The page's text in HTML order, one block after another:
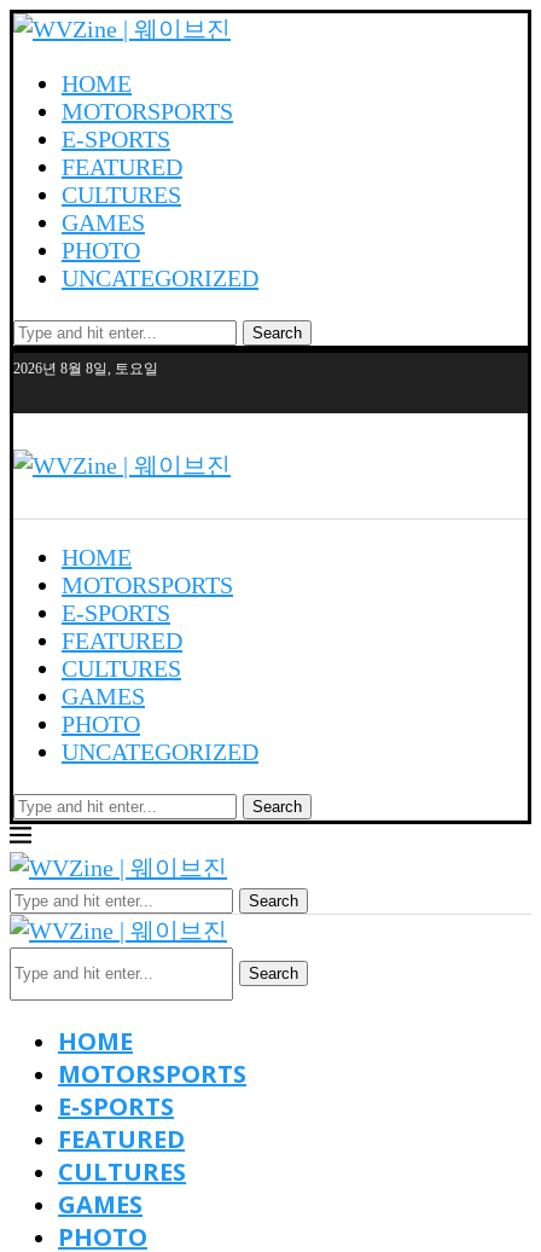
HOME
MOTORSPORTS
E-SPORTS
FEATURED
CULTURES
GAMES
PHOTO
UNCATEGORIZED
Search
2026년 8월 8일, 토요일
HOME
MOTORSPORTS
E-SPORTS
FEATURED
CULTURES
GAMES
PHOTO
UNCATEGORIZED
Search
Search
Search
HOME
MOTORSPORTS
E-SPORTS
FEATURED
CULTURES
GAMES
PHOTO